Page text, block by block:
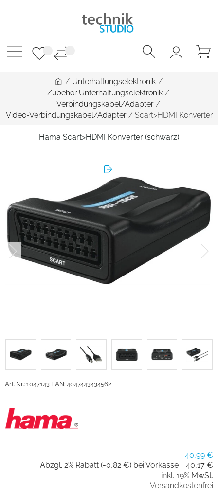
/ Unterhaltungselektronik /
Zubehör Unterhaltungselektronik /
Verbindungskabel/Adapter /
Video-Verbindungskabel/Adapter / Scart>HDMI Konverter
Hama Scart>HDMI Konverter (schwarz)
Art. Nr.: 1047143 EAN: 4047443434562
40,99 €
Abzgl. 2% Rabatt (-0,82 €) bei Vorkasse = 40,17 €
inkl. 19% MwSt.
Versandkostenfrei